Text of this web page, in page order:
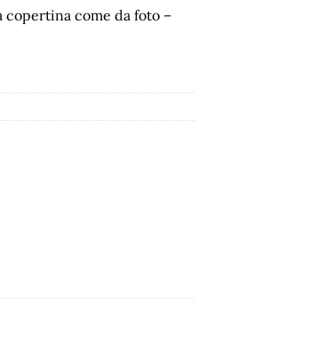
copertina come da foto –